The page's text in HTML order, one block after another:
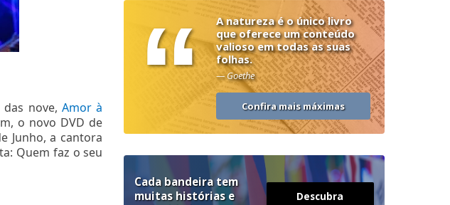
das nove,Amor à
o novo DVD de
Junho, a cantora
Quem faz o seu
“
A natureza é o único livro
que oferece um conteúdo
valioso em todas as suas
folhas.
— Goethe
Confira mais máximas
Cada bandeira tem
muitas histórias e
Descubra